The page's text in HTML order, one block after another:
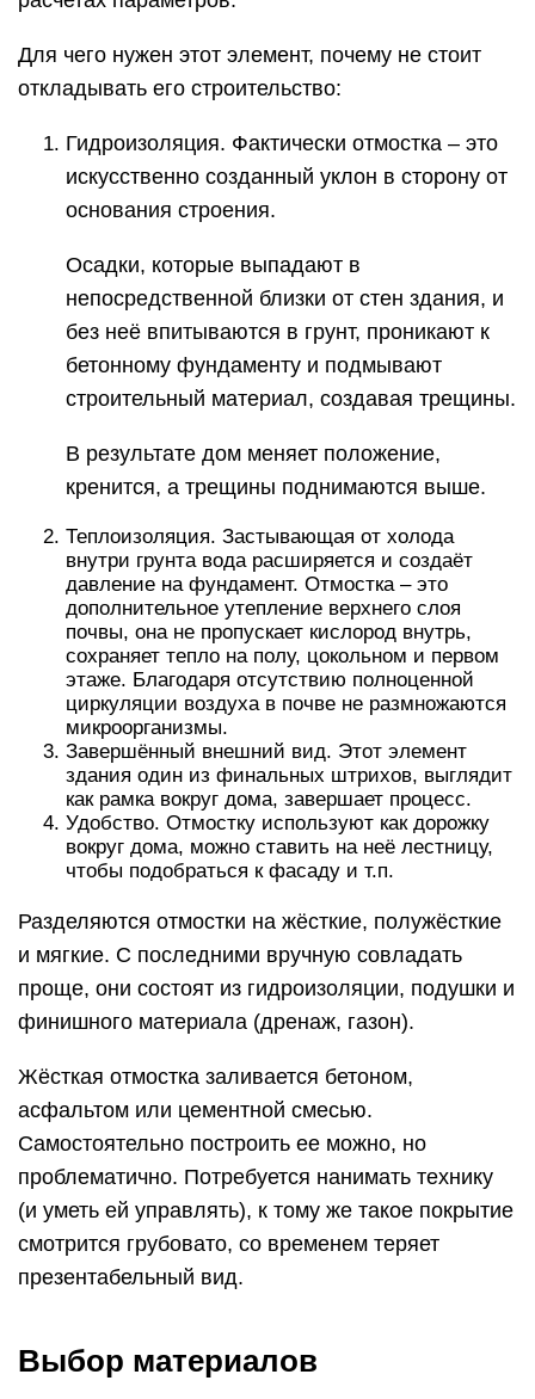
Для чего нужен этот элемент, почему не стоит
откладывать его строительство:
Гидроизоляция. Фактически отмостка – это
искусственно созданный уклон в сторону от
основания строения.
Осадки, которые выпадают в
непосредственной близки от стен здания, и
без неё впитываются в грунт, проникают к
бетонному фундаменту и подмывают
строительный материал, создавая трещины.
В результате дом меняет положение,
кренится, а трещины поднимаются выше.
Теплоизоляция. Застывающая от холода
внутри грунта вода расширяется и создаёт
давление на фундамент. Отмостка – это
дополнительное утепление верхнего слоя
почвы, она не пропускает кислород внутрь,
сохраняет тепло на полу, цокольном и первом
этаже. Благодаря отсутствию полноценной
циркуляции воздуха в почве не размножаются
микроорганизмы.
Завершённый внешний вид. Этот элемент
здания один из финальных штрихов, выглядит
как рамка вокруг дома, завершает процесс.
Удобство. Отмостку используют как дорожку
вокруг дома, можно ставить на неё лестницу,
чтобы подобраться к фасаду и т.п.
Разделяются отмостки на жёсткие, полужёсткие
и мягкие. С последними вручную совладать
проще, они состоят из гидроизоляции, подушки и
финишного материала (дренаж, газон).
Жёсткая отмостка заливается бетоном,
асфальтом или цементной смесью.
Самостоятельно построить ее можно, но
проблематично. Потребуется нанимать технику
(и уметь ей управлять), к тому же такое покрытие
смотрится грубовато, со временем теряет
презентабельный вид.
Выбор материалов